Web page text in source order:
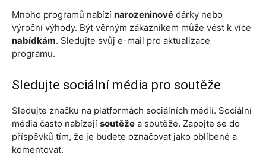
Mnoho programů nabízí narozeninové dárky nebo
výroční výhody. Být věrným zákazníkem může vést k více
nabídkám. Sledujte svůj e-mail pro aktualizace
programu.
Sledujte sociální média pro soutěže
Sledujte značku na platformách sociálních médií. Sociální
média často nabízejí soutěže a soutěže. Zapojte se do
příspěvků tím, že je budete označovat jako oblíbené a
komentovat.